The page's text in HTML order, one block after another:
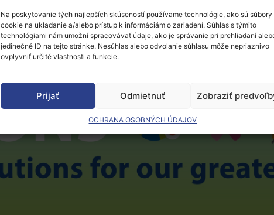
Na poskytovanie tých najlepších skúseností používame technológie, ako sú súbory
cookie na ukladanie a/alebo prístup k informáciám o zariadení. Súhlas s týmito
technológiami nám umožní spracovávať údaje, ako je správanie pri prehliadaní
jedinečné ID na tejto stránke. Nesúhlas alebo odvolanie súhlasu môže nepriaznivo
ovplyvniť určité vlastnosti a funkcie.
Prijať Odmietnuť Zobraziť
OCHRANA OSOBNÝCH ÚDAJOV